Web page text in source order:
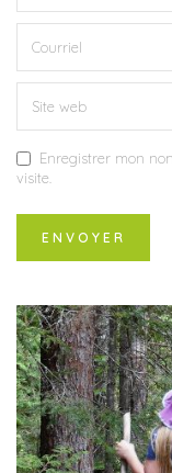
Enregistrer mon
visite.